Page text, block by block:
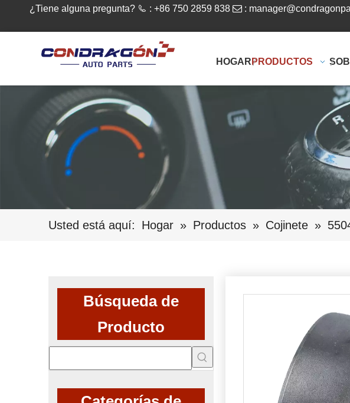
¿Tiene alguna pregunta?  : +86 750 2859 838  :
HOGAR PRODUCTOS
Usted está aquí: Hogar » Productos » Cojinete »
Búsqueda de
Producto